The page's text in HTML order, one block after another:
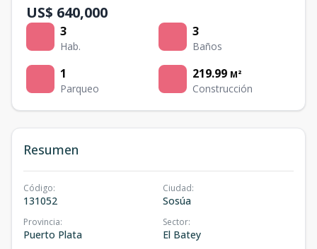
US$ 640,000
3
Hab.
3
Baños
1
Parqueo
219.99 M²
Construcción
Resumen
Código:
131052
Ciudad:
Sosúa
Provincia:
Puerto Plata
Sector:
El Batey